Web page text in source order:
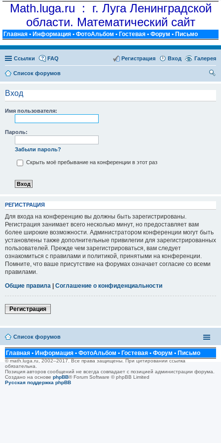
Math.luga.ru : г. Луга Ленинградской
области. Математический сайт
Главная • Информация • ФотоАльбом • Гостевая • Форум • Письмо
Ссылки Галерея
FAQ Вход
Регистрация
Список форумов
Вход
Имя пользователя:
Пароль:
Забыли пароль?
Скрыть моё пребывание на конференции в этот раз
РЕГИСТРАЦИЯ
Для входа на конференцию вы должны быть зарегистрированы.
Регистрация занимает всего несколько минут, но предоставляет вам
более широкие возможности. Администратором конференции могут быть
установлены также дополнительные привилегии для зарегистрированных
пользователей. Прежде чем зарегистрироваться, вам следует
ознакомиться с правилами и политикой, принятыми на конференции.
Помните, что ваше присутствие на форумах означает согласие со всеми
правилами.
Общие правила | Соглашение о конфиденциальности
Регистрация
Список форумов
Главная • Информация • ФотоАльбом • Гостевая • Форум • Письмо
© math.luga.ru, 2002–2017. Все права защищены. При цитировании ссылка
обязательна.
Позиция авторов сообщений не всегда совпадает с позицией администрации форума.
Создано на основе phpBB® Forum Software © phpBB Limited
Русская поддержка phpBB